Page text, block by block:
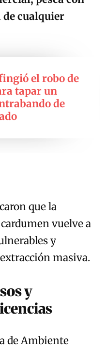
cualquier
el robo de
tapar un
de
que la
vuelve a
y
masiva.
y
de Ambiente